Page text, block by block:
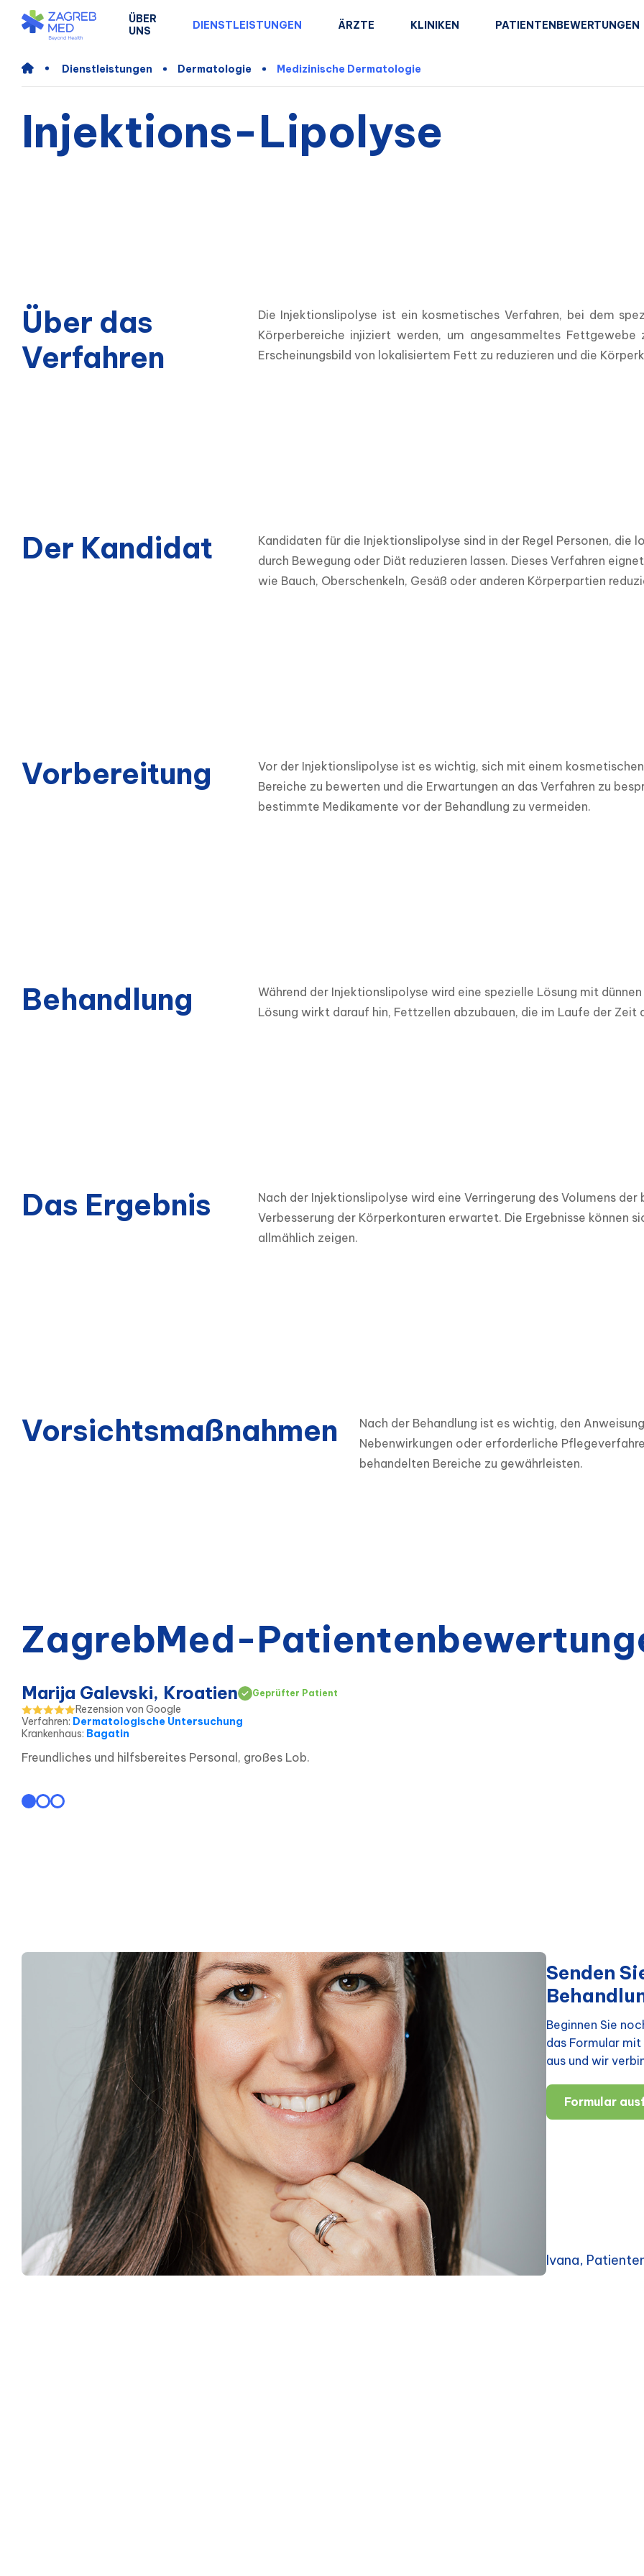
ÜBER
UNS
DIENSTLEISTUNGEN ÄRZTE KLINIKEN PATIENTENBEWERTUNGEN
Dienstleistungen Dermatologie Medizinische Dermatologie
Injektions-Lipolyse
Über das
Verfahren
Die Injektionslipolyse ist ein kosmetisches Verfahren, bei dem
Körperbereiche injiziert werden, um angesammeltes
Erscheinungsbild von lokalisiertem Fett zu reduzieren und die
Der Kandidat
Kandidaten für die Injektionslipolyse sind in der Regel Personen,
durch Bewegung oder Diät reduzieren lassen. Dieses Verfahren
wie Bauch, Oberschenkeln, Gesäß oder anderen Körperpartien
Vorbereitung
Vor der Injektionslipolyse ist es wichtig, sich mit einem
Bereiche zu bewerten und die Erwartungen an das Verfahren zu
bestimmte Medikamente vor der Behandlung zu vermeiden.
Behandlung
Während der Injektionslipolyse wird eine spezielle Lösung mit
Lösung wirkt darauf hin, Fettzellen abzubauen, die im Laufe der
Das Ergebnis
Nach der Injektionslipolyse wird eine Verringerung des Volumens
Verbesserung der Körperkonturen erwartet. Die Ergebnisse können
allmählich zeigen.
Vorsichtsmaßnahmen
Nach der Behandlung ist es wichtig, den
Nebenwirkungen oder erforderliche
behandelten Bereiche zu gewährleisten.
ZagrebMed-
Marija Galevski, Kroatien Geprüfter Patient
Rezension von Google
Verfahren: Dermatologische Untersuchung
Krankenhaus: Bagatin
Freundliches und hilfsbereites Personal, großes Lob.
Senden
Beginnen Sie
das Formular
aus und wir
Formular
Ivana,